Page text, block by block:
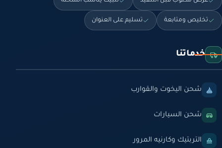
تخليص ومتابعة تسليم على العنوان
خدماتنا
شحن اليخوت والقوارب
شحن السيارات
التربتيك وكارنيه المرور